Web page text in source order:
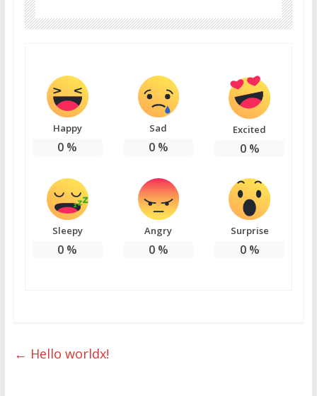
Happy
0 %
Sad
0%
Excited
0%
Sleepy
0 %
Angry
0%
Surprise
0%
← Hello worldx!